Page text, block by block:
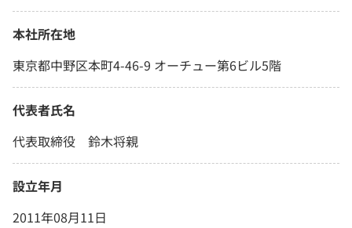
本社所在地
東京都中野区本町4-46-9 オーチュー第6ビル5階
代表者氏名
代表取締役 鈴木将親
設立年月
2011年08月11日